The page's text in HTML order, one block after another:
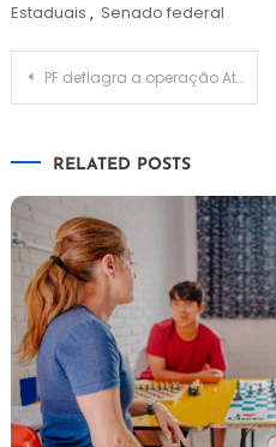
Estaduais , Senado federal
Navegação
PF deflagra a operação Ateliê na OAB Seccional Paulista
RELATED POSTS